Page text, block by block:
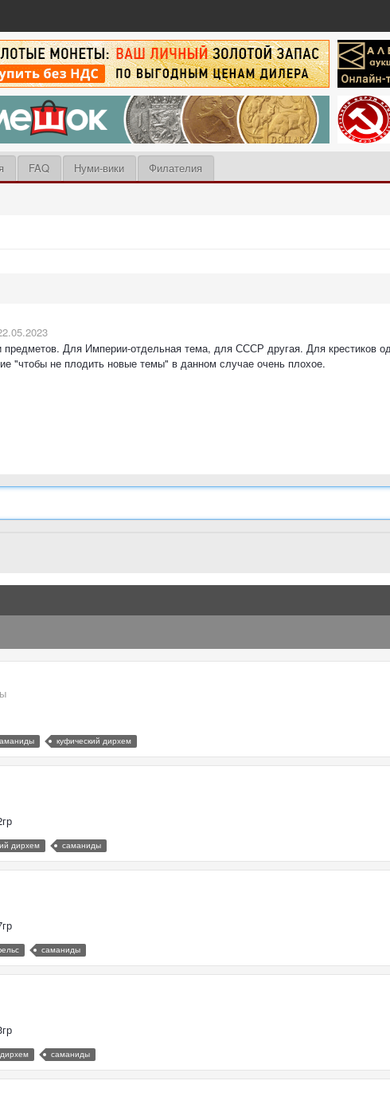
FAQ Нуми-вики Филателия
Для Империи-отдельная тема, для СССР другая. Для крестиков
"чтобы не плодить новые темы" в данном случае очень плохое.
куфический дирхем
дирхем саманиды
саманиды
саманиды